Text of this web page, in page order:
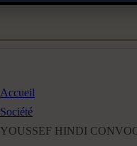
Accueil
Société
YOUSSEF HINDI